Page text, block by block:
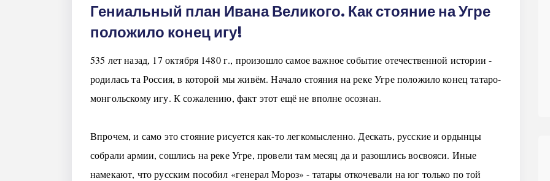
Гениальный план Ивана Великого. Как стояние на Угре
положило конец игу!
535 лет назад, 17 октября 1480 г., произошло самое важное событие отечественной истории -
родилась та Россия, в которой мы живём. Начало стояния на реке Угре положило конец татаро-
монгольскому игу. К сожалению, факт этот ещё не вполне осознан.
Впрочем, и само это стояние рисуется как-то легкомысленно. Дескать, русские и ордынцы
собрали армии, сошлись на реке Угре, провели там месяц да и разошлись восвояси. Иные
намекают, что русским пособил «генерал Мороз» - татары откочевали на юг только по той